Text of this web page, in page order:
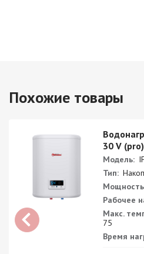
Похожие товары
30 V
Модель:
Тип:
Рабочее
Макс.
75
Время